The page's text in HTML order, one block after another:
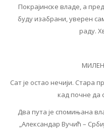
Покрајинске владе, а
буду изабрани, уверен
раду.
Сат је остао нечији. Стара
кад почне да
Два пута је спомињана
„Александар Вучић –